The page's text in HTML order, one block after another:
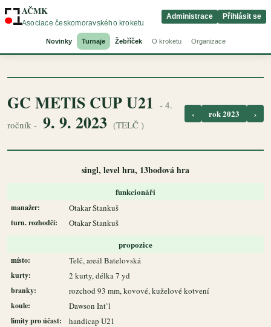
AČMK
Asociace českomoravského kroketu
Novinky Turnaje Žebříček O kroketu Organizace
Administrace Přihlásit se
GC METIS CUP U21 - 4.
ročník - 9. 9. 2023 (TELČ )
‹ rok 2023 ›
singl, level hra, 13bodová hra
funkcionáři
manažer: Otakar Stankuš
turn. rozhodčí: Otakar Stankuš
propozice
místo: Telč, areál Batelovská
kurty: 2 kurty, délka 7 yd
branky: rozchod 93 mm, kovové, kuželové kotvení
koule: Dawson Int`l
limity pro účast: handicap U21